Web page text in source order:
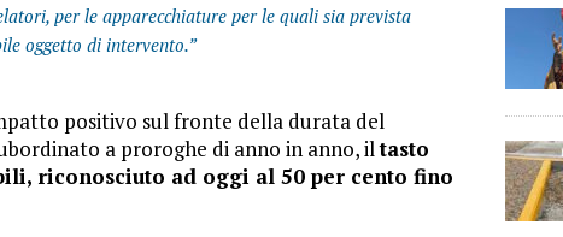
per le apparecchiature per le quali sia prevista
oggetto di intervento.”
positivo sul fronte della durata del
a proroghe di anno in anno, iltasto
riconosciuto ad oggi al 50 per cento fino